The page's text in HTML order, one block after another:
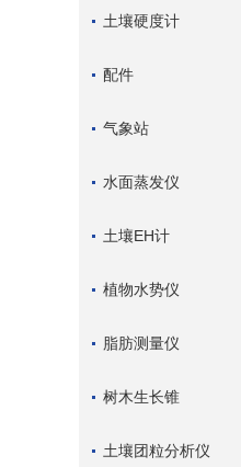
土壤硬度计
配件
气象站
水面蒸发仪
土壤EH计
植物水势仪
脂肪测量仪
树木生长锥
土壤团粒分析仪